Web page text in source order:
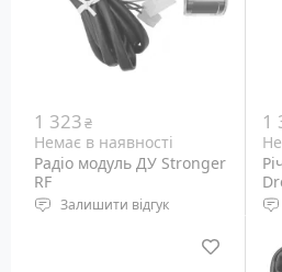
1 323₴
Немає в наявності
Радіо модуль ДУ Stronger
RF
Залишити відгук
Радіо модуль з пультом
1